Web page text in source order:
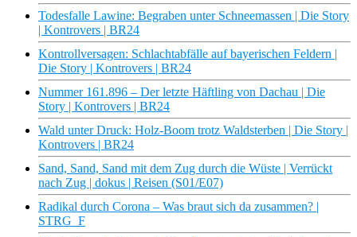
Todesfalle Lawine: Begraben unter Schneemassen | Die Story
| Kontrovers | BR24
Kontrollversagen: Schlachtabfälle auf bayerischen Feldern |
Die Story | Kontrovers | BR24
Nummer 161.896 – Der letzte Häftling von Dachau | Die
Story | Kontrovers | BR24
Wald unter Druck: Holz-Boom trotz Waldsterben | Die Story |
Kontrovers | BR24
Sand, Sand, Sand mit dem Zug durch die Wüste | Verrückt
nach Zug | dokus | Reisen (S01/E07)
Radikal durch Corona – Was braut sich da zusammen? |
STRG_F